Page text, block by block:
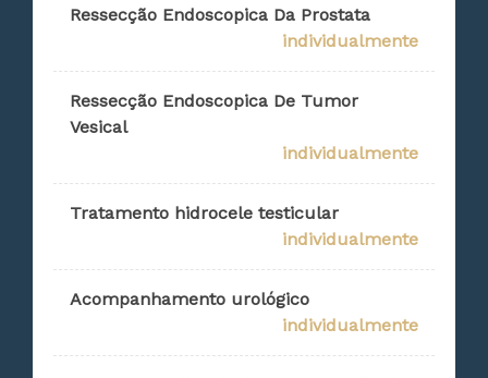
Ressecção Endoscopica Da Prostata
individualmente
Ressecção Endoscopica De Tumor
Vesical
individualmente
Tratamento hidrocele testicular
individualmente
Acompanhamento urológico
individualmente